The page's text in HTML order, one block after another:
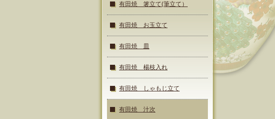
有田焼 箸立て(筆立て）
有田焼 お玉立て
有田焼 皿
有田焼 楊枝入れ
有田焼 しゃもじ立て
有田焼 汁次